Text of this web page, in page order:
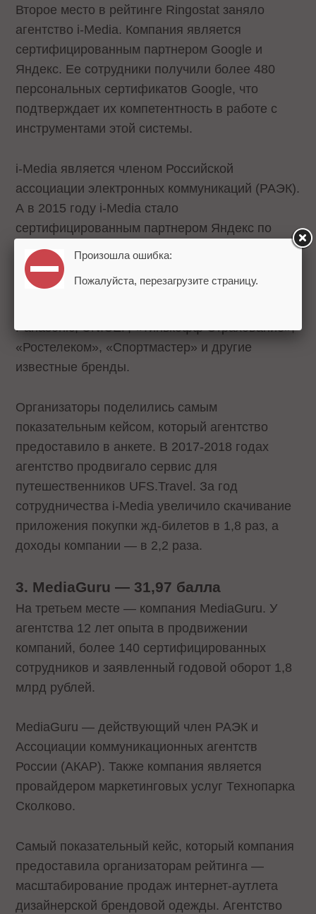
Второе место в рейтинге Ringostat заняло
агентство i-Media. Компания является
сертифицированным партнером Google и
Яндекс. Ее сотрудники получили более 480
персональных сертификатов Google, что
подтверждает их компетентность в работе с
инструментами этой системы.
i-Media является членом Российской
ассоциации электронных коммуникаций (РАЭК).
А в 2015 году i-Media стало
сертифицированным партнером Яндекс по
обучению.
Агентство сотрудничает со средним и крупным
Panasonic, UNICEF, «Тинькофф Страхование»,
«Ростелеком», «Спортмастер» и другие
известные бренды.
Организаторы поделились самым
показательным кейсом, который агентство
предоставило в анкете. В 2017-2018 годах
агентство продвигало сервис для
путешественников UFS.Travel. За год
сотрудничества i-Media увеличило скачивание
приложения покупки жд-билетов в 1,8 раз, а
доходы компании — в 2,2 раза.
3. MediaGuru — 31,97 балла
На третьем месте — компания MediaGuru. У
агентства 12 лет опыта в продвижении
компаний, более 140 сертифицированных
сотрудников и заявленный годовой оборот 1,8
млрд рублей.
MediaGuru — действующий член РАЭК и
Ассоциации коммуникационных агентств
России (АКАР). Также компания является
провайдером маркетинговых услуг Технопарка
Сколково.
Самый показательный кейс, который компания
предоставила организаторам рейтинга —
масштабирование продаж интернет-аутлета
дизайнерской брендовой одежды. Агентство
Произошла ошибка:
Пожалуйста, перезагрузите страницу.